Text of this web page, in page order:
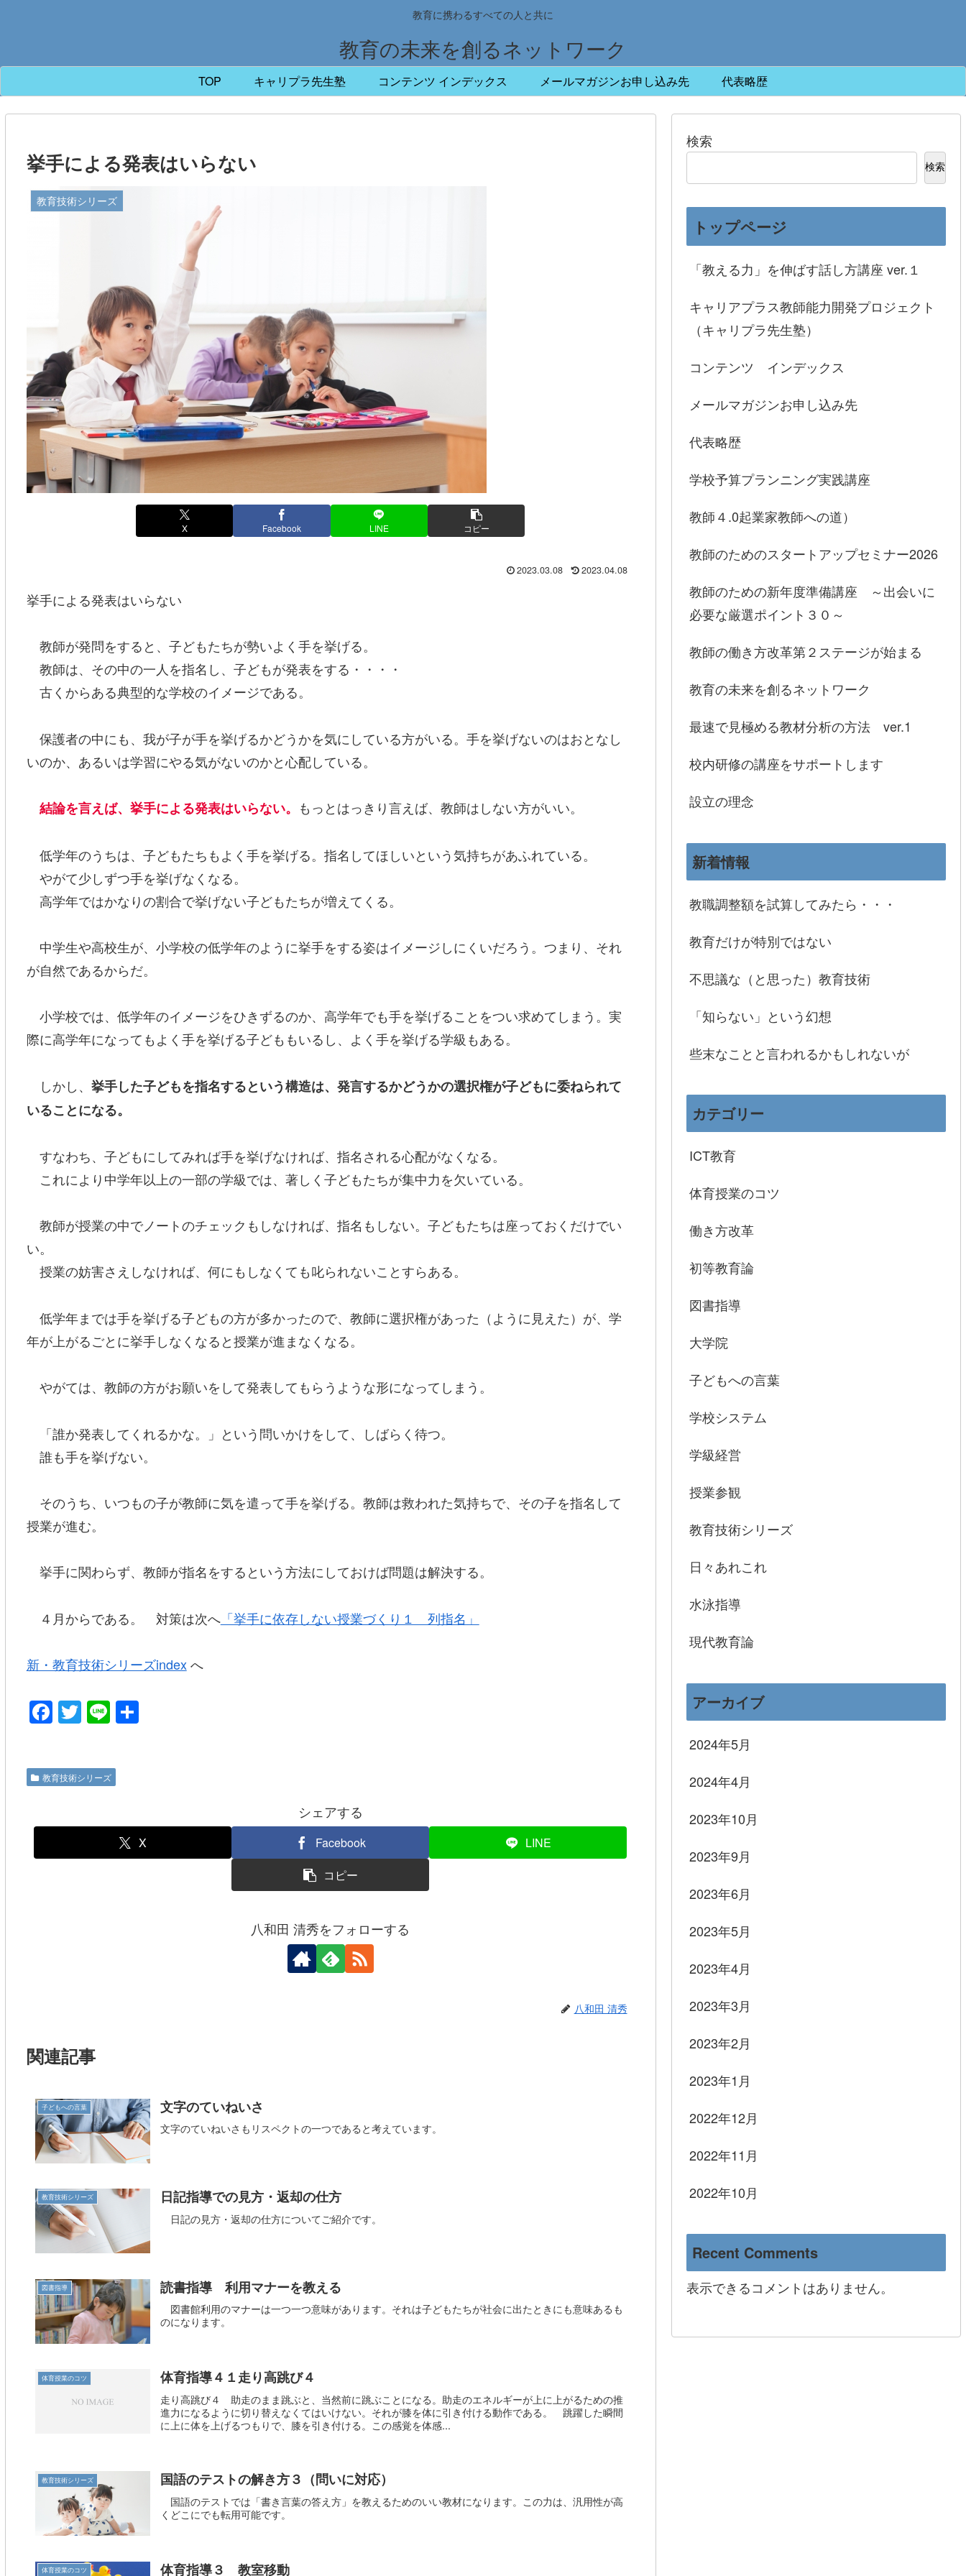
教育に携わるすべての人と共に
教育の未来を創るネットワーク
TOP キャリプラ先生塾 コンテンツ インデックス メールマガジンお申し込み先 代表略歴
挙手による発表はいらない
教育技術シリーズ
X Facebook LINE コピー
2023.03.08 2023.04.08
挙手による発表はいらない
教師が発問をすると、子どもたちが勢いよく手を挙げる。
教師は、その中の一人を指名し、子どもが発表をする・・・・
古くからある典型的な学校のイメージである。
保護者の中にも、我が子が手を挙げるかどうかを気にしている方がいる。手を挙げないのはおとなし
いのか、あるいは学習にやる気がないのかと心配している。
結論を言えば、挙手による発表はいらない。 もっとはっきり言えば、教師はしない方がいい。
低学年のうちは、子どもたちもよく手を挙げる。指名してほしいという気持ちがあふれている。
やがて少しずつ手を挙げなくなる。
高学年ではかなりの割合で挙げない子どもたちが増えてくる。
中学生や高校生が、小学校の低学年のように挙手をする姿はイメージしにくいだろう。つまり、それ
が自然であるからだ。
小学校では、低学年のイメージをひきずるのか、高学年でも手を挙げることをつい求めてしまう。実
際に高学年になってもよく手を挙げる子どももいるし、よく手を挙げる学級もある。
しかし、 挙手した子どもを指名するという構造は、発言するかどうかの選択権が子どもに委ねられて
いることになる。
すなわち、子どもにしてみれば手を挙げなければ、指名される心配がなくなる。
これにより中学年以上の一部の学級では、著しく子どもたちが集中力を欠いている。
教師が授業の中でノートのチェックもしなければ、指名もしない。子どもたちは座っておくだけでい
い。
授業の妨害さえしなければ、何にもしなくても叱られないことすらある。
低学年までは手を挙げる子どもの方が多かったので、教師に選択権があった（ように見えた）が、学
年が上がるごとに挙手しなくなると授業が進まなくなる。
やがては、教師の方がお願いをして発表してもらうような形になってしまう。
「誰か発表してくれるかな。」という問いかけをして、しばらく待つ。
誰も手を挙げない。
そのうち、いつもの子が教師に気を遣って手を挙げる。教師は救われた気持ちで、その子を指名して
授業が進む。
挙手に関わらず、教師が指名をするという方法にしておけば問題は解決する。
４月からである。 対策は次へ「挙手に依存しない授業づくり１ 列指名」
新・教育技術シリーズindexへ
F
a
e
o
o
T
wi
er
Li
n
共
教育技術シリーズ
シェアする
X Facebook
LINE
コピー
八和田 清秀をフォローする
八和田 清秀
関連記事
子どもへの言葉 文字のていねいさ
文字のていねいさもリスペクトの一つであると考えています。
教育技術シリーズ 日記指導での見方・返却の仕方
日記の見方・返却の仕方についてご紹介です。
図書指導 読書指導 利用マナーを教える
図書館利用のマナーは一つ一つ意味があります。それは子どもたちが社会に出たときにも意味あるも
のになります。
体育授業のコツ 体育指導４１走り高跳び４
走り高跳び４ 助走のまま跳ぶと、当然前に跳ぶことになる。助走のエネルギーが上に上がるための推
進力になるように切り替えなくてはいけない。それが膝を体に引き付ける動作である。 跳躍した瞬間
に上に体を上げるつもりで、膝を引き付ける。この感覚を体感...
教育技術シリーズ 国語のテストの解き方３（問いに対応）
国語のテストでは「書き言葉の答え方」を教えるためのいい教材になります。この力は、汎用性が高
くどこにでも転用可能です。
体育授業のコツ 体育指導３ 教室移動
検索
検索
トップページ
「教える力」を伸ばす話し方講座 ver.１
キャリアプラス教師能力開発プロジェクト
（キャリプラ先生塾）
コンテンツ インデックス
メールマガジンお申し込み先
代表略歴
学校予算プランニング実践講座
教師４.0起業家教師への道）
教師のためのスタートアップセミナー2026
教師のための新年度準備講座 ～出会いに
必要な厳選ポイント３０～
教師の働き方改革第２ステージが始まる
教育の未来を創るネットワーク
最速で見極める教材分析の方法 ver.1
校内研修の講座をサポートします
設立の理念
新着情報
教職調整額を試算してみたら・・・
教育だけが特別ではない
不思議な（と思った）教育技術
「知らない」という幻想
些末なことと言われるかもしれないが
カテゴリー
ICT教育
体育授業のコツ
働き方改革
初等教育論
図書指導
大学院
子どもへの言葉
学校システム
学級経営
授業参観
教育技術シリーズ
日々あれこれ
水泳指導
現代教育論
アーカイブ
2024年5月
2024年4月
2023年10月
2023年9月
2023年6月
2023年5月
2023年4月
2023年3月
2023年2月
2023年1月
2022年12月
2022年11月
2022年10月
Recent Comments
表示できるコメントはありません。